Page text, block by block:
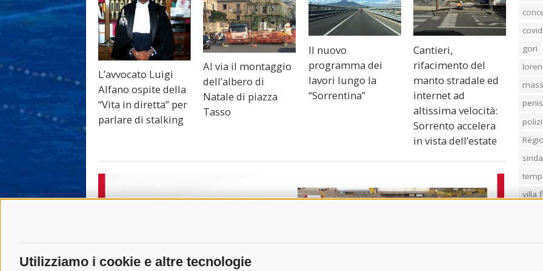
Utilizziamo i cookie e altre tecnologie
L’avvocato Luigi
Alfano ospite della
“Vita in diretta” per
parlare di stalking
Al via il montaggio
dell’albero di
Natale di piazza
Tasso
Il nuovo
programma dei
lavori lungo la
“Sorrentina”
Cantieri,
rifacimento del
manto stradale ed
internet ad
altissima velocità:
Sorrento accelera
in vista dell’estate
gori
villa